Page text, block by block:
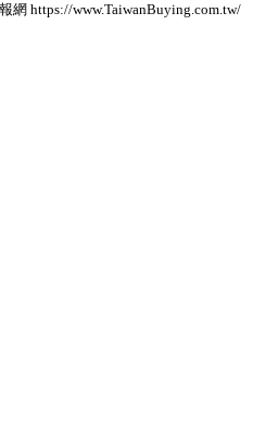
網 https://www.TaiwanBuying.com.tw/